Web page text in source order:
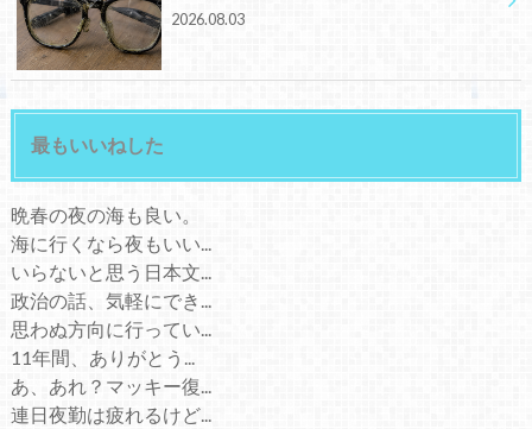
2026.08.03
最もいいねした
晩春の夜の海も良い。
海に行くなら夜もいい...
いらないと思う日本文...
政治の話、気軽にでき...
思わぬ方向に行ってい...
11年間、ありがとう...
あ、あれ？マッキー復...
連日夜勤は疲れるけど...